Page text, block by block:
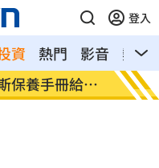
登入
資 熱門 影音
熱搜
海外成長升溫 白海